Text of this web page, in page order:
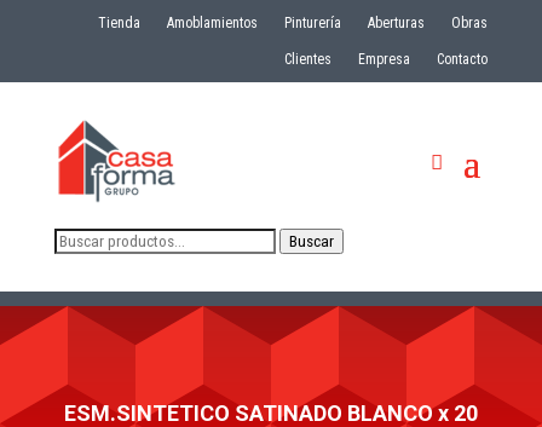
Tienda Amoblamientos Pinturería Aberturas Obras
Clientes Empresa Contacto
Buscar
Buscar
ESM.SINTETICO SATINADO BLANCO x 20